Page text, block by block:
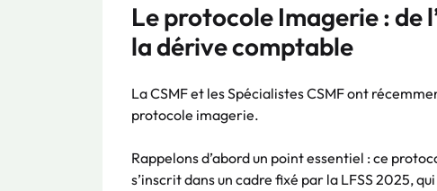
Le protocole Imagerie : de
la dérive comptable
La CSMF et les Spécialistes CSMF ont
protocole imagerie.
Rappelons d’abord un point essentiel : ce
s’inscrit dans un cadre fixé par la LFSS 2025,